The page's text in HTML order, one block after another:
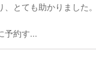
とても助かりました
予約す...